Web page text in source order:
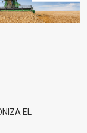
EL